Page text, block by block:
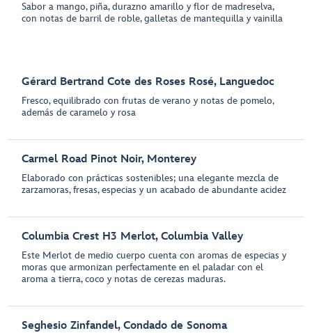
Sabor a mango, piña, durazno amarillo y flor de madreselva,
con notas de barril de roble, galletas de mantequilla y vainilla
Gérard Bertrand Cote des Roses Rosé, Languedoc
Fresco, equilibrado con frutas de verano y notas de pomelo,
además de caramelo y rosa
Carmel Road Pinot Noir, Monterey
Elaborado con prácticas sostenibles; una elegante mezcla de
zarzamoras, fresas, especias y un acabado de abundante acidez
Columbia Crest H3 Merlot, Columbia Valley
Este Merlot de medio cuerpo cuenta con aromas de especias y
moras que armonizan perfectamente en el paladar con el
aroma a tierra, coco y notas de cerezas maduras.
Seghesio Zinfandel, Condado de Sonoma